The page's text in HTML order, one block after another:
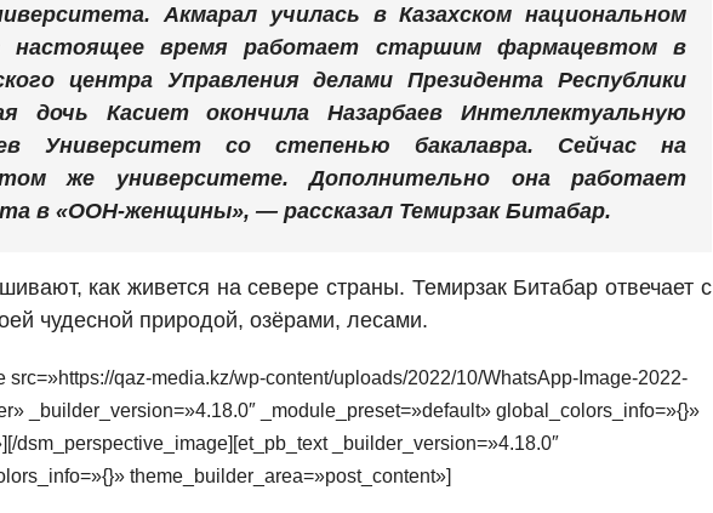
Акмарал училась в Казахском национальном
настоящее время работает старшим фармацевтом в
центра Управления делами Президента Республики
дочь Касиет окончила Назарбаев Интеллектуальную
Университет со степенью бакалавра. Сейчас на
же университете. Дополнительно она работает
в «ООН-женщины», — рассказал Темирзак Битабар.
как живется на севере страны. Темирзак Битабар отвечает с
чудесной природой, озёрами, лесами.
src=»https://qaz-media.kz/wp-content/uploads/2022/10/WhatsApp-Image-2022-
_builder_version=»4.18.0″ _module_preset=»default» global_colors_info=»{}»
dsm_perspective_image][et_pb_text _builder_version=»4.18.0″
theme_builder_area=»post_content»]